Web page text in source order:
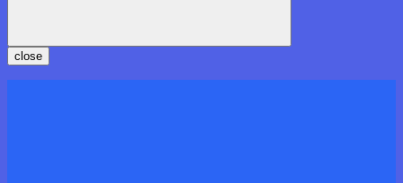
close